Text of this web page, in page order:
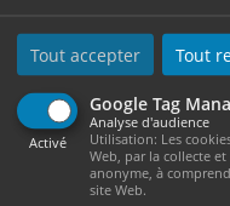
Tout accepter Tout
Google Tag
Activé
Analyse d'audience
Utilisation: Les
Web, par la collecte
anonyme, à
site Web.
Par messagerie
Accès au <a
href="https://